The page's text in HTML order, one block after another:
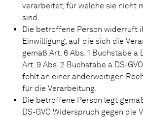
verarbeitet, für welche sie nicht
sind.
Die betroffene Person widerruft
Einwilligung, auf die sich die
gemäß Art. 6 Abs. 1 Buchstabe a
Art. 9 Abs. 2 Buchstabe a DS-
fehlt an einer anderweitigen
für die Verarbeitung.
Die betroffene Person legt
DS-GVO Widerspruch gegen die